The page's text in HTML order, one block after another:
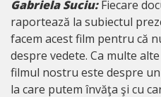
Gabriela Suciu: Fiecare
raportează la subiectul
facem acest film pentru că
despre vedete. Ca multe
filmul nostru este despre
la care putem învăţa şi cu